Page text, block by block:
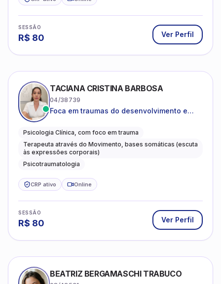
SESSÃO
R$ 80 Ver Perfil
TACIANA CRISTINA BARBOSA
04/38739
Foca em traumas do desenvolvimento e
Psicologia Clínica, com foco em trauma
Terapeuta através do Movimento, bases somáticas (escuta
às expressões corporais)
Psicotraumatologia
CRP ativo Online
SESSÃO
R$ 80 Ver Perfil
BEATRIZ BERGAMASCHI TRABUCO